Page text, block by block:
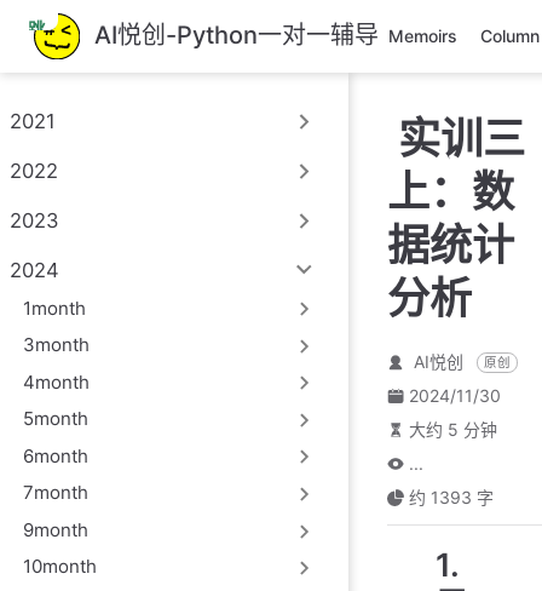
跳
至
主
內
AI悦创-Python一对一辅导 Memoirs Column
2021
2022
2023
2024
1month
3month
4month
5month
6month
7month
9month
10month
实训三
上：数
据统计
分析
AI悦创 原创
2024/11/30
大约 5 分钟
...
约 1393 字
1.